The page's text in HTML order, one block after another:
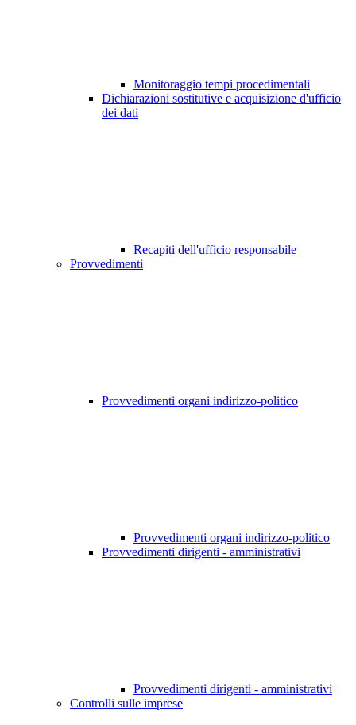
Monitoraggio tempi procedimentali
Dichiarazioni sostitutive e acquisizione d'ufficio
dei dati
Recapiti dell'ufficio responsabile
Provvedimenti
Provvedimenti organi indirizzo-politico
Provvedimenti organi indirizzo-politico
Provvedimenti dirigenti - amministrativi
Provvedimenti dirigenti - amministrativi
Controlli sulle imprese